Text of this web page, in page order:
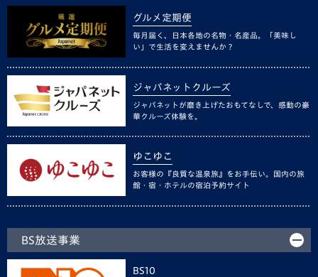
グルメ定期便
毎月届く、日本各地の名物・名産品。「美味し
い」で生活を変えませんか？
ジャパネットクルーズ
ジャパネットが磨き上げたおもてなしで、感動の豪
華クルーズ体験を。
ゆこゆこ
お客様の『良質な温泉旅』をお手伝い。国内の旅
館・宿・ホテルの宿泊予約サイト
BS放送事業
BS10